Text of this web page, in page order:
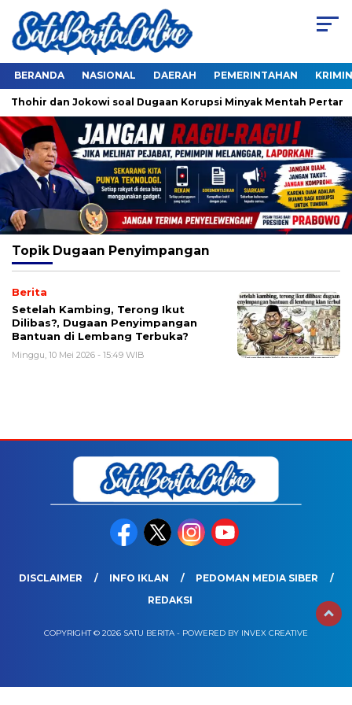
BERANDA NASIONAL DAERAH PEMERINTAHAN
Thohir dan Jokowi soal Dugaan Korupsi Minyak Mentah
Topik Dugaan Penyimpangan
Berita
Setelah Kambing, Terong Ikut
Dilibas?, Dugaan Penyimpangan
Bantuan di Lembang Terbuka?
Minggu, 10 Mei 2026 - 15:49 WIB
DISCLAIMER INFO IKLAN
PEDOMAN MEDIA SIBER
REDAKSI
COPYRIGHT © 2026 SATU BERITA - POWERED BY INVEX CREATIVE